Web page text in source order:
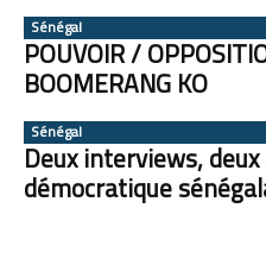
Sénégal
POUVOIR /
BOOMERANG KO
Sénégal
Deux interviews,
démocratique